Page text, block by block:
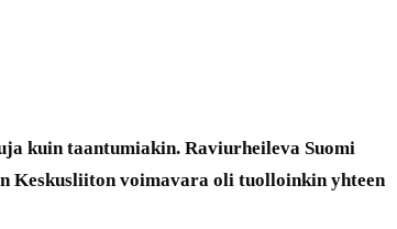
kuin taantumiakin. Raviurheileva Suomi
Keskusliiton voimavara oli tuolloinkin yhteen